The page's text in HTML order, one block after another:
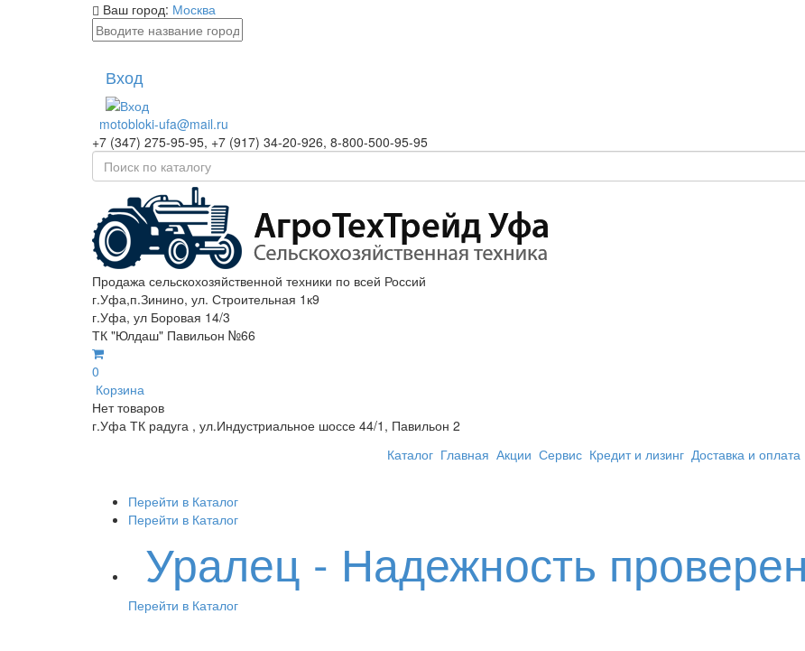
Ваш город: Москва
Вход
motobloki-ufa@mail.ru
+7 (347) 275-95-95, +7 (917) 34-20-926, 8-800-500-95-95
Продажа сельскохозяйственной техники по всей Россий
г.Уфа,п.Зинино, ул. Строительная 1к9
г.Уфа, ул Боровая 14/3
ТК "Юлдаш" Павильон №66
0
Корзина
Нет товаров
г.Уфа ТК радуга , ул.Индустриальное шоссе 44/1, Павильон 2
Каталог Главная Акции Сервис Кредит и лизинг Доставка и оплата
Перейти в Каталог
Перейти в Каталог
Уралец - Надежность
Перейти в Каталог